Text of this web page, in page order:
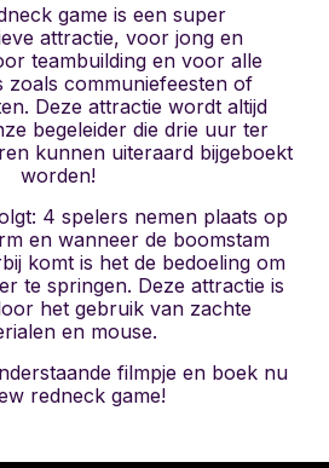
game is een super
attractie, voor jong en
teambuilding en voor alle
zoals communiefeesten of
Deze attractie wordt altijd
begeleider die drie uur ter
kunnen uiteraard bijgeboekt
worden!
4 spelers nemen plaats op
en wanneer de boomstam
komt is het de bedoeling om
te springen. Deze attractie is
het gebruik van zachte
en mouse.
filmpje en boek nu
redneck game!